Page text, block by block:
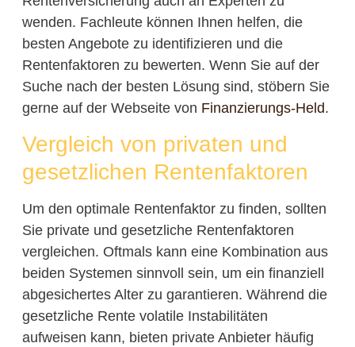
wenden. Fachleute können Ihnen helfen, die
besten Angebote zu identifizieren und die
Rentenfaktoren zu bewerten. Wenn Sie auf der
Suche nach der besten Lösung sind, stöbern Sie
gerne auf der Webseite von Finanzierungs-Held.
Vergleich von privaten und
gesetzlichen Rentenfaktoren
Um den optimale Rentenfaktor zu finden, sollten
Sie private und gesetzliche Rentenfaktoren
vergleichen. Oftmals kann eine Kombination aus
beiden Systemen sinnvoll sein, um ein finanziell
abgesichertes Alter zu garantieren. Während die
gesetzliche Rente volatile Instabilitäten
aufweisen kann, bieten private Anbieter häufig